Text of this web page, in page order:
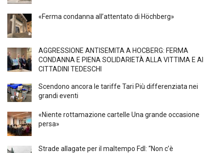
«Ferma condanna all’attentato di Höchberg»
AGGRESSIONE ANTISEMITA A HÖCBERG: FERMA
CONDANNA E PIENA SOLIDARIETÀ ALLA VITTIMA E AI
CITTADINI TEDESCHI
Scendono ancora le tariffe Tari Più differenziata nei
grandi eventi
«Niente rottamazione cartelle Una grande occasione
persa»
Strade allagate per il maltempo FdI: “Non c’è